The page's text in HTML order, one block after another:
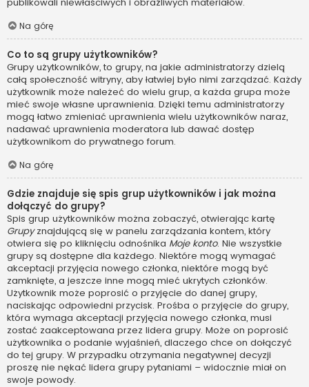
publikowali niewłaściwych i obraźliwych materiałów.
Na górę
Co to są grupy użytkowników?
Grupy użytkowników, to grupy, na jakie administratorzy dzielą
całą społeczność witryny, aby łatwiej było nimi zarządzać. Każdy
użytkownik może należeć do wielu grup, a każda grupa może
mieć swoje własne uprawnienia. Dzięki temu administratorzy
mogą łatwo zmieniać uprawnienia wielu użytkowników naraz,
nadawać uprawnienia moderatora lub dawać dostęp
użytkownikom do prywatnego forum.
Na górę
Gdzie znajduje się spis grup użytkowników i jak można
dołączyć do grupy?
Spis grup użytkowników można zobaczyć, otwierając kartę
Grupyznajdującą się w panelu zarządzania kontem, który
otwiera się po kliknięciu odnośnika Moje konto. Nie wszystkie
grupy są dostępne dla każdego. Niektóre mogą wymagać
akceptacji przyjęcia nowego członka, niektóre mogą być
zamknięte, a jeszcze inne mogą mieć ukrytych członków.
Użytkownik może poprosić o przyjęcie do danej grupy,
naciskając odpowiedni przycisk. Prośba o przyjęcie do grupy,
która wymaga akceptacji przyjęcia nowego członka, musi
zostać zaakceptowana przez lidera grupy. Może on poprosić
użytkownika o podanie wyjaśnień, dlaczego chce on dołączyć
do tej grupy. W przypadku otrzymania negatywnej decyzji
proszę nie nękać lidera grupy pytaniami – widocznie miał on
swoje powody.